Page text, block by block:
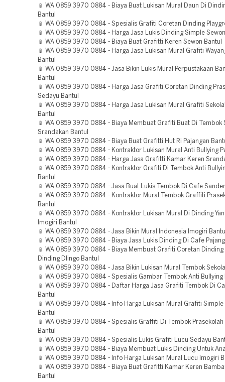
📱 WA 0859 3970 0884 - Biaya Buat Lukisan Mural Daun Di
Bantul
📱 WA 0859 3970 0884 - Spesialis Grafiti Coretan Dinding
📱 WA 0859 3970 0884 - Harga Jasa Lukis Dinding Simple
📱 WA 0859 3970 0884 - Biaya Buat Grafitti Keren Sewon Bantul
📱 WA 0859 3970 0884 - Harga Jasa Lukisan Mural Grafiti
Bantul
📱 WA 0859 3970 0884 - Jasa Bikin Lukis Mural Perpustakaan
Bantul
📱 WA 0859 3970 0884 - Harga Jasa Grafiti Coretan Dinding
Sedayu Bantul
📱 WA 0859 3970 0884 - Harga Jasa Lukisan Mural Grafiti
Bantul
📱 WA 0859 3970 0884 - Biaya Membuat Grafiti Buat Di Tembok
Srandakan Bantul
📱 WA 0859 3970 0884 - Biaya Buat Grafitti Hut Ri Pajangan
📱 WA 0859 3970 0884 - Kontraktor Lukisan Mural Anti Bullying
📱 WA 0859 3970 0884 - Harga Jasa Grafitti Kamar Keren
📱 WA 0859 3970 0884 - Kontraktor Grafiti Di Tembok Anti
Bantul
📱 WA 0859 3970 0884 - Jasa Buat Lukis Tembok Di Cafe
📱 WA 0859 3970 0884 - Kontraktor Mural Tembok Graffiti
Bantul
📱 WA 0859 3970 0884 - Kontraktor Lukisan Mural Di Dinding
Imogiri Bantul
📱 WA 0859 3970 0884 - Jasa Bikin Mural Indonesia Imogiri
📱 WA 0859 3970 0884 - Biaya Jasa Lukis Dinding Di Cafe
📱 WA 0859 3970 0884 - Biaya Membuat Grafiti Coretan Dinding
Dinding Dlingo Bantul
📱 WA 0859 3970 0884 - Jasa Bikin Lukisan Mural Tembok
📱 WA 0859 3970 0884 - Spesialis Gambar Tembok Anti Bullying
📱 WA 0859 3970 0884 - Daftar Harga Jasa Grafiti Tembok Di
Bantul
📱 WA 0859 3970 0884 - Info Harga Lukisan Mural Grafiti Simple
Bantul
📱 WA 0859 3970 0884 - Spesialis Graffiti Di Tembok Prasekolah
Bantul
📱 WA 0859 3970 0884 - Spesialis Lukis Grafiti Lucu Sedayu
📱 WA 0859 3970 0884 - Biaya Membuat Lukis Dinding Untuk
📱 WA 0859 3970 0884 - Info Harga Lukisan Mural Lucu Imogiri
📱 WA 0859 3970 0884 - Biaya Buat Grafitti Kamar Keren
Bantul